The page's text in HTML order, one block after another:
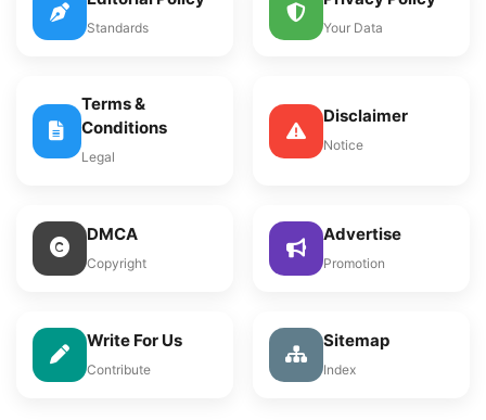
Standards Your Data
Terms &
Conditions
Legal
Disclaimer
Notice
DMCA
Copyright
Advertise
Promotion
Write For Us
Contribute
Sitemap
Index